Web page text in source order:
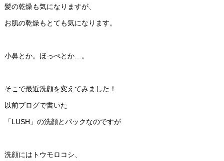
髪の乾燥も気になりますが、
お肌の乾燥もとても気になります。
小鼻とか。ほっぺとか…。
そこで最近洗顔を変えてみました！
以前ブログで書いた
「LUSH」の洗顔とパックなのですが
洗顔にはトウモロコシ、